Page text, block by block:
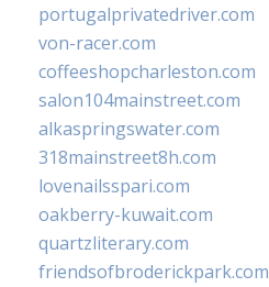
portugalprivatedriver.com
von-racer.com
coffeeshopcharleston.com
salon104mainstreet.com
alkaspringswater.com
318mainstreet8h.com
lovenailsspari.com
oakberry-kuwait.com
quartzliterary.com
friendsofbroderickpark.com